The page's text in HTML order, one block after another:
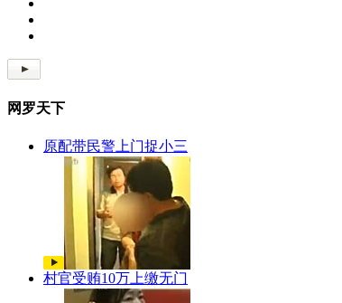
网罗天下
原配带民警上门捉小三
村官受贿10万上缴无门